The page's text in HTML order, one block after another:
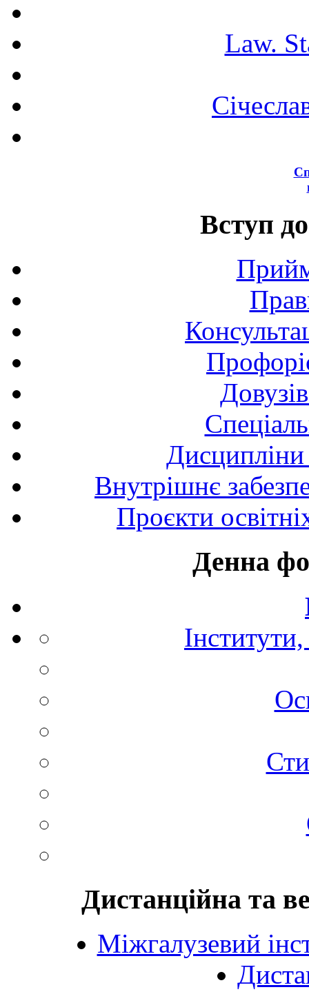
Law.
Вступ
Внутрішнє
Проєкти
Денна
Дистанційна та
Міжгалузевий